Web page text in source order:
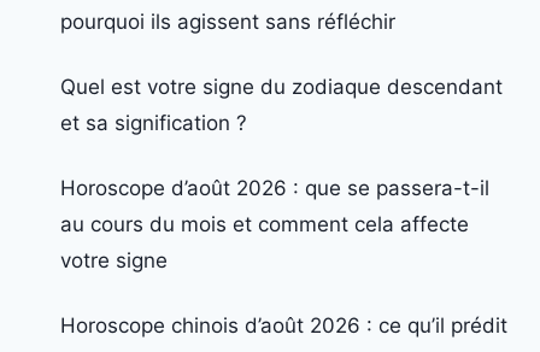
pourquoi ils agissent sans réfléchir
Quel est votre signe du zodiaque descendant
et sa signification ?
Horoscope d’août 2026 : que se passera-t-il
au cours du mois et comment cela affecte
votre signe
Horoscope chinois d’août 2026 : ce qu’il prédit